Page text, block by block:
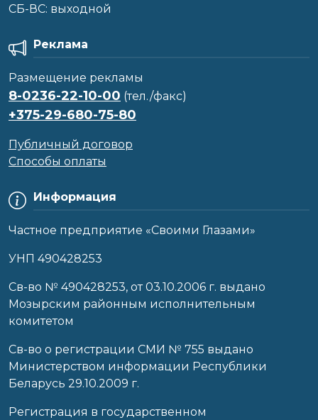
CБ-ВС: выходной
Информация
Частное предприятие «Своими Глазами»
УНП 490428253
Cв-во № 490428253, от 03.10.2006 г. выдано
Мозырским районным исполнительным
комитетом
Св-во о регистрации СМИ № 755 выдано
Министерством информации Республики
Беларусь 29.10.2009 г.
Регистрация в государственном
Реклама
Размещение рекламы
8-0236-22-10-00 (тел./факс)
+375-29-680-75-80
Публичный договор
Способы оплаты